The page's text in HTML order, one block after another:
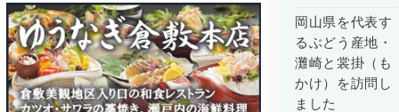
岡山県を代表す
るぶどう産地・
灘崎と裳掛（も
かけ）を訪問し
ました